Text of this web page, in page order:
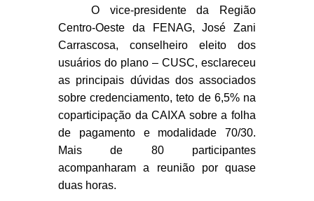
O vice-presidente da Região
Centro-Oeste da FENAG, José Zani
Carrascosa, conselheiro eleito dos
usuários do plano – CUSC, esclareceu
as principais dúvidas dos associados
sobre credenciamento, teto de 6,5% na
coparticipação da CAIXA sobre a folha
de pagamento e modalidade 70/30.
Mais de 80 participantes
acompanharam a reunião por quase
duas horas.